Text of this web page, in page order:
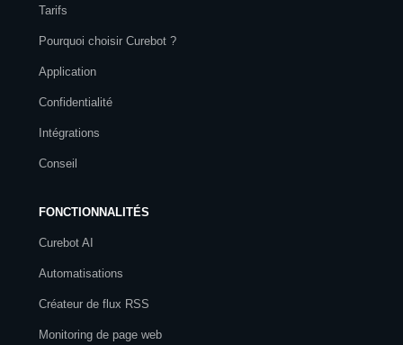
Tarifs
Pourquoi choisir Curebot ?
Application
Confidentialité
Intégrations
Conseil
FONCTIONNALITÉS
Curebot AI
Automatisations
Créateur de flux RSS
Monitoring de page web